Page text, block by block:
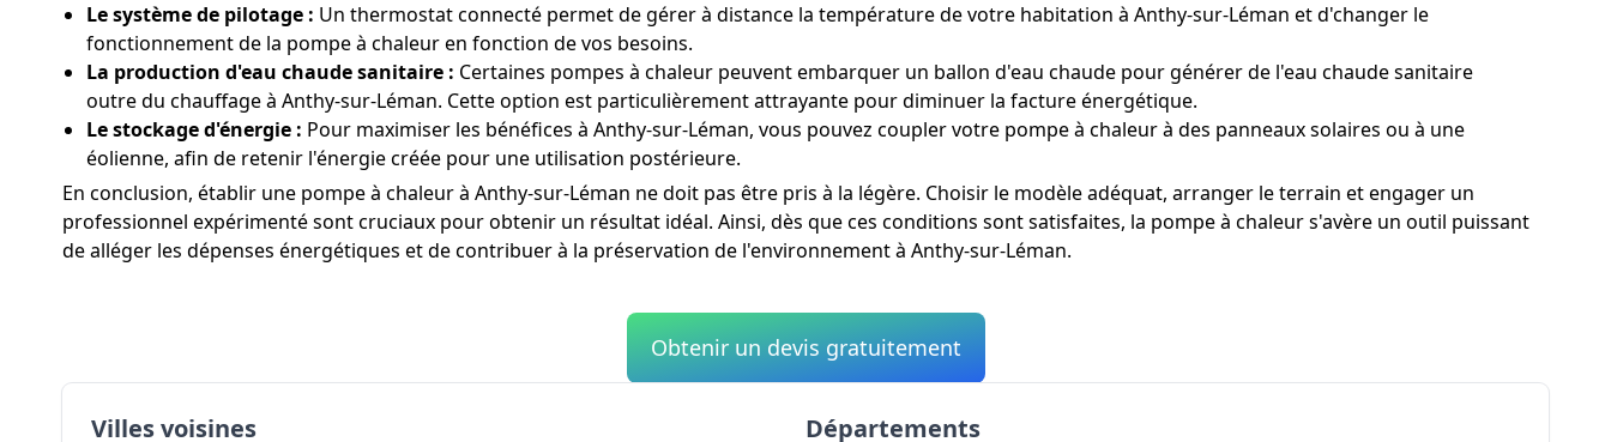
Le système de pilotage : Un thermostat connecté permet de gérer à distance la température de votre habitation à Anthy-sur-Léman et d'changer le
fonctionnement de la pompe à chaleur en fonction de vos besoins.
La production d'eau chaude sanitaire : Certaines pompes à chaleur peuvent embarquer un ballon d'eau chaude pour générer de l'eau chaude sanitaire
outre du chauffage à Anthy-sur-Léman. Cette option est particulièrement attrayante pour diminuer la facture énergétique.
Le stockage d'énergie : Pour maximiser les bénéfices à Anthy-sur-Léman, vous pouvez coupler votre pompe à chaleur à des panneaux solaires ou à une
éolienne, afin de retenir l'énergie créée pour une utilisation postérieure.
En conclusion, établir une pompe à chaleur à Anthy-sur-Léman ne doit pas être pris à la légère. Choisir le modèle adéquat, arranger le terrain et engager un
professionnel expérimenté sont cruciaux pour obtenir un résultat idéal. Ainsi, dès que ces conditions sont satisfaites, la pompe à chaleur s'avère un outil puissant
de alléger les dépenses énergétiques et de contribuer à la préservation de l'environnement à Anthy-sur-Léman.
Obtenir un devis gratuitement
Villes voisines Départements